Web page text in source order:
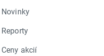
Novinky
Reporty
Ceny akcií